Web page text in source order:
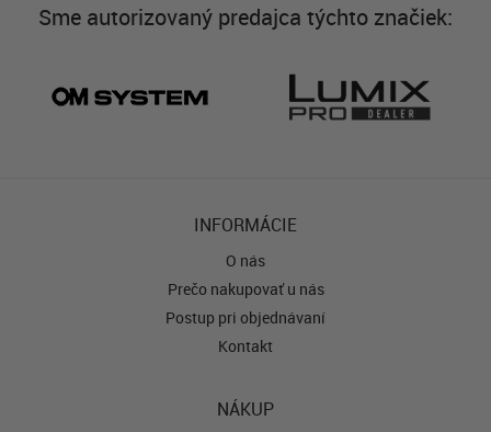
Sme autorizovaný predajca týchto značiek:
INFORMÁCIE
O nás
Prečo nakupovať u nás
Postup pri objednávaní
Kontakt
NÁKUP